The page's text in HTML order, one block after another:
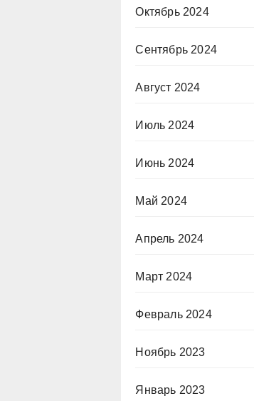
Октябрь 2024
Сентябрь 2024
Август 2024
Июль 2024
Июнь 2024
Май 2024
Апрель 2024
Март 2024
Февраль 2024
Ноябрь 2023
Январь 2023